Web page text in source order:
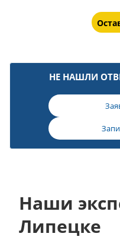
НЕ НАШЛИ
Наши
Липецке